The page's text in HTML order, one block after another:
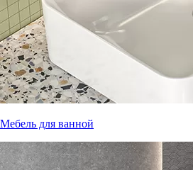
Мебель для ванной